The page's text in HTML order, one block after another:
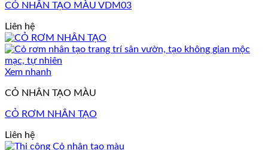
CỎ NHÂN TẠO MÀU VDM03
Liên hệ
Xem nhanh
CỎ NHÂN TẠO MÀU
CỎ RƠM NHÂN TẠO
Liên hệ